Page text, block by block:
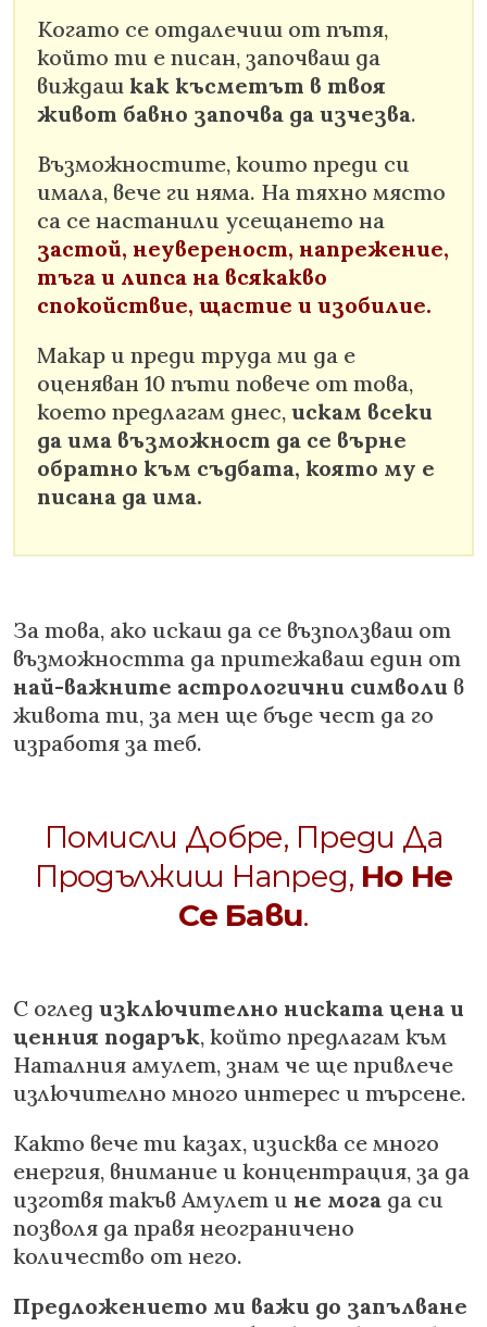
Когато се отдалечиш от пътя,
който ти е писан, започваш да
виждаш как късметът в твоя
живот бавно започва да изчезва.
Възможностите, които преди си
имала, вече ги няма. На тяхно място
са се настанили усещането на
застой, неувереност, напрежение,
тъга и липса на всякакво
спокойствие, щастие и изобилие.
Макар и преди труда ми да е
оценяван 10 пъти повече от това,
което предлагам днес, искам всеки
да има възможност да се върне
обратно към съдбата, която му е
писана да има.
За това, ако искаш да се възползваш от
възможността да притежаваш един от
най-важните астрологични символи в
живота ти, за мен ще бъде чест да го
изработя за теб.
Помисли Добре, Преди Да
Продължиш Напред, Но Не
Се Бави.
С оглед изключително ниската цена и
ценния подарък, който предлагам към
Наталния амулет, знам че ще привлече
излючително много интерес и търсене.
Както вече ти казах, изисква се много
енергия, внимание и концентрация, за да
изготвя такъв Амулет и не мога да си
позволя да правя неограничено
количество от него.
Предложението ми важи до запълване